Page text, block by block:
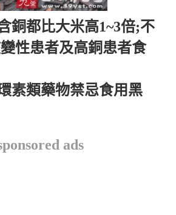
都比大米高1~3倍;不
性患者及高銅患者食
類藥物禁忌食用黑
ads